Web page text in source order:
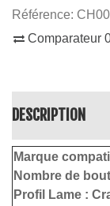
Référence:
Comparateur
DESCRIPTION
Marque
Nombre de
Profil Lame :